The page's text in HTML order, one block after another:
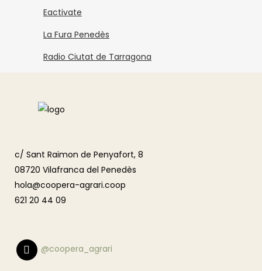
Eactivate
La Fura Penedès
Radio Ciutat de Tarragona
c/ Sant Raimon de Penyafort, 8
08720 Vilafranca del Penedès
hola@coopera-agrari.coop
621 20 44 09
@coopera_agrari